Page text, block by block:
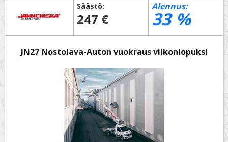
Säästö:
247 €
Alennus:
33%
JN27 Nostolava-Auton vuokraus viikonlopuksi